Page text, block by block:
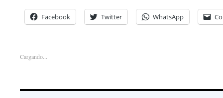
Facebook Twitter WhatsApp
Cargando...